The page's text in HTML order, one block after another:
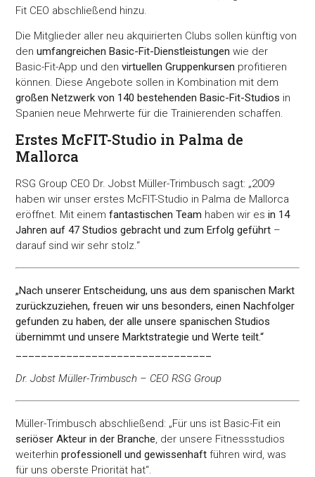
Fit CEO abschließend hinzu.
Die Mitglieder aller neu akquirierten Clubs sollen künftig von
denumfangreichen Basic-Fit-Dienstleistungen wie der
Basic-Fit-App und denvirtuellen Gruppenkursen profitieren
können. Diese Angebote sollen in Kombination mit dem
großen Netzwerk von 140 bestehenden Basic-Fit-Studios in
Spanien neue Mehrwerte für die Trainierenden schaffen.
Erstes McFIT-Studio in Palma de
Mallorca
RSG Group CEO Dr. Jobst Müller-Trimbusch sagt: „2009
haben wir unser erstes McFIT-Studio in Palma de Mallorca
eröffnet. Mit einemfantastischen Team haben wir esin 14
Jahren auf 47 Studios gebracht und zum Erfolg geführt –
darauf sind wir sehr stolz.“
„Nach unserer Entscheidung, uns aus dem spanischen Markt
zurückzuziehen, freuen wir uns besonders, einen Nachfolger
gefunden zu haben, der alle unsere spanischen Studios
übernimmt und unsere Marktstrategie und Werte teilt.“
Dr. Jobst Müller-Trimbusch – CEO RSG Group
Müller-Trimbusch abschließend: „Für uns ist Basic-Fit ein
seriöser Akteur in der Branche, der unsere Fitnessstudios
weiterhinprofessionell und gewissenhaft führen wird, was
für uns oberste Priorität hat“.